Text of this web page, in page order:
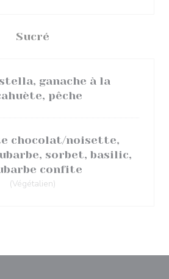
Sucré
ganache à la
pêche
chocolat/noisette,
sorbet, basilic,
confite
(Végétalien)